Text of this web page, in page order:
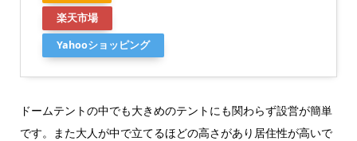
楽天市場
Yahooショッピング
ドームテントの中でも大きめのテントにも関わらず設営が簡単
です。また大人が中で立てるほどの高さがあり居住性が高いで